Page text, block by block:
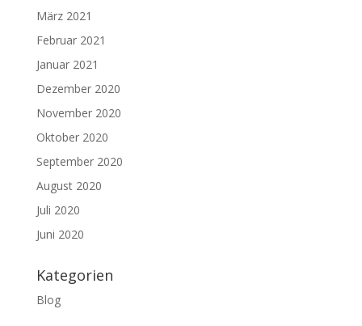
März 2021
Februar 2021
Januar 2021
Dezember 2020
November 2020
Oktober 2020
September 2020
August 2020
Juli 2020
Juni 2020
Kategorien
Blog